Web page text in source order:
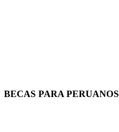
BECAS PARA PERUANOS